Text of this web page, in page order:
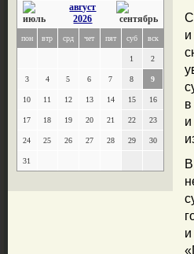
август
2026
пон втр срд чет пят суб вск
1 2
3 4 5 6 7 8 9
10 11 12 13 14 15 16
17 18 19 20 21 22 23
24 25 26 27 28 29 30
31